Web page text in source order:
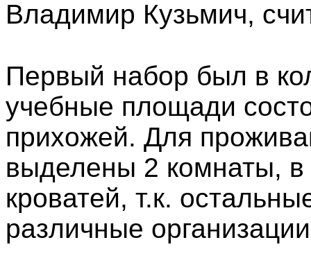
Владимир Кузьмич,
Первый набор был в
учебные площади
прихожей. Для
выделены 2 комнаты, в
кроватей, т.к.
различные